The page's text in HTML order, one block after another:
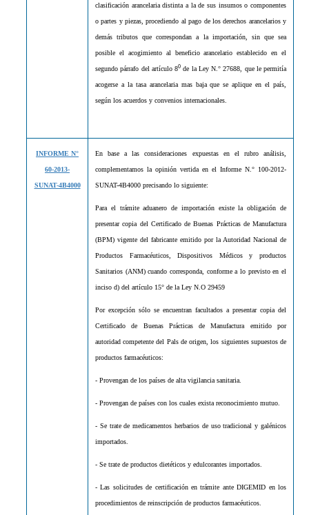
clasificación arancelaria distinta a la de sus insumos o componentes
o partes y piezas, procediendo al pago de los derechos arancelarios y
demás tributos que correspondan a la importación, sin que sea
posible el acogimiento al beneficio arancelario establecido en el
segundo párrafo del artículo 80 de la Ley N.° 27688, que le permitía
acogerse a la tasa arancelaria mas baja que se aplique en el país,
según los acuerdos y convenios internacionales.
INFORME N°
60-2013-
SUNAT-4B4000
En base a las consideraciones expuestas en el rubro análisis,
complementamos la opinión vertida en el Informe N.° 100-2012-
SUNAT-4B4000 precisando lo siguiente:
Para el trámite aduanero de importación existe la obligación de
presentar copia del Certificado de Buenas Prácticas de Manufactura
(BPM) vigente del fabricante emitido por la Autoridad Nacional de
Productos Farmacéuticos, Dispositivos Médicos y productos
Sanitarios (ANM) cuando corresponda, conforme a lo previsto en el
inciso d) del artículo 15° de la Ley N.O 29459
Por excepción sólo se encuentran facultados a presentar copia del
Certificado de Buenas Prácticas de Manufactura emitido por
autoridad competente del Pals de origen, los siguientes supuestos de
productos farmacéuticos:
- Provengan de los países de alta vigilancia sanitaria.
- Provengan de países con los cuales exista reconocimiento mutuo.
- Se trate de medicamentos herbarios de uso tradicional y galénicos
importados.
- Se trate de productos dietéticos y edulcorantes importados.
- Las solicitudes de certificación en trámite ante DIGEMID en los
procedimientos de reinscripción de productos farmacéuticos.